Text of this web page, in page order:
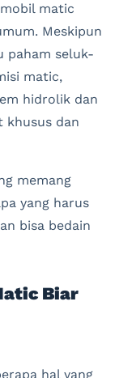
matic
Meskipun
paham seluk-
matic,
hidrolik dan
khusus dan
memang
yang harus
bisa bedain
Biar
hal yang